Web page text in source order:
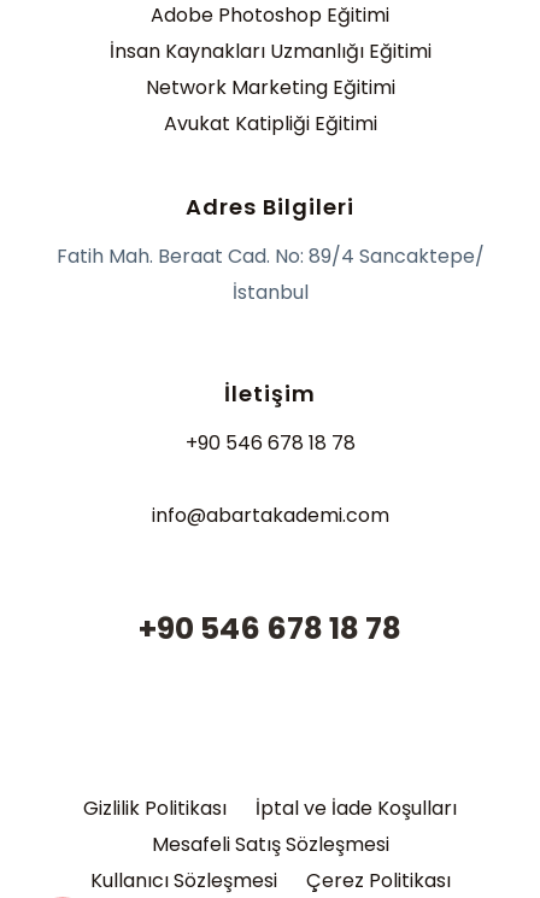
Adobe Photoshop Eğitimi
İnsan Kaynakları Uzmanlığı Eğitimi
Network Marketing Eğitimi
Avukat Katipliği Eğitimi
Adres Bilgileri
Fatih Mah. Beraat Cad. No: 89/4 Sancaktepe/
İstanbul
İletişim
+90 546 678 18 78
info@abartakademi.com
+90 546 678 18 78
Gizlilik Politikası
İptal ve İade Koşulları
Mesafeli Satış Sözleşmesi
Kullanıcı Sözleşmesi
Çerez Politikası